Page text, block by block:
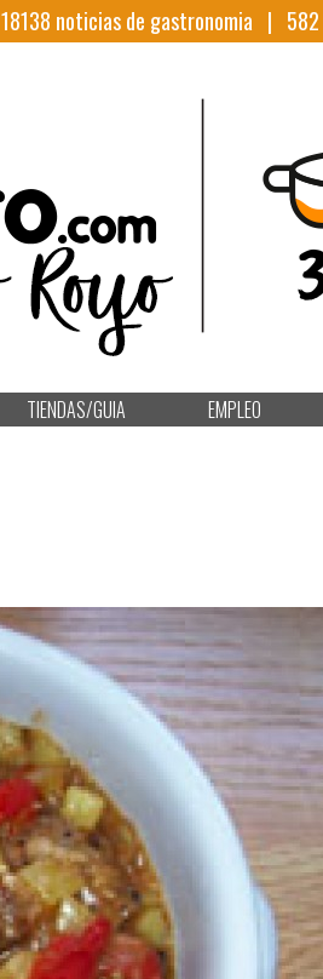
18138 noticias de gastronomia | 582
TIENDAS/GUIA EMPLEO